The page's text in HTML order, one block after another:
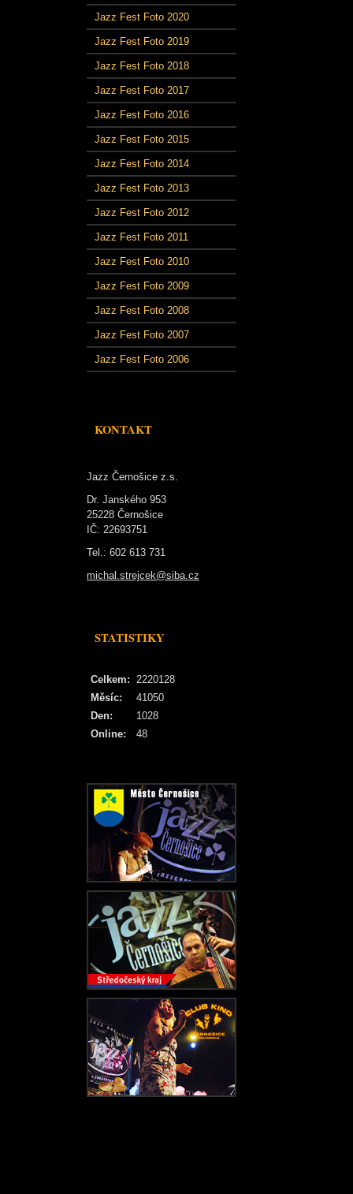
Jazz Fest Foto 2020
Jazz Fest Foto 2019
Jazz Fest Foto 2018
Jazz Fest Foto 2017
Jazz Fest Foto 2016
Jazz Fest Foto 2015
Jazz Fest Foto 2014
Jazz Fest Foto 2013
Jazz Fest Foto 2012
Jazz Fest Foto 2011
Jazz Fest Foto 2010
Jazz Fest Foto 2009
Jazz Fest Foto 2008
Jazz Fest Foto 2007
Jazz Fest Foto 2006
KONTAKT
Jazz Černošice z.s.
Dr. Janského 953
25228 Černošice
IČ: 22693751
Tel.: 602 613 731
michal.strejcek@siba.cz
STATISTIKY
Online: 48
Celkem: 2220128
Měsíc:
41050
Den:
1028